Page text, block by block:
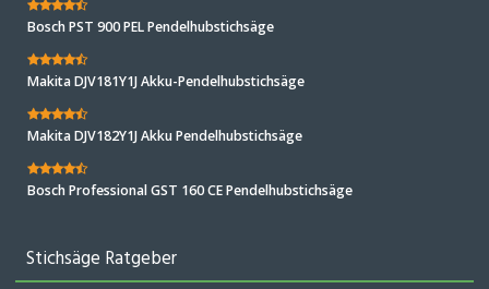
Bosch PST 900 PEL Pendelhubstichsäge
Makita DJV181Y1J Akku-Pendelhubstichsäge
Makita DJV182Y1J Akku Pendelhubstichsäge
Bosch Professional GST 160 CE Pendelhubstichsäge
Stichsäge Ratgeber